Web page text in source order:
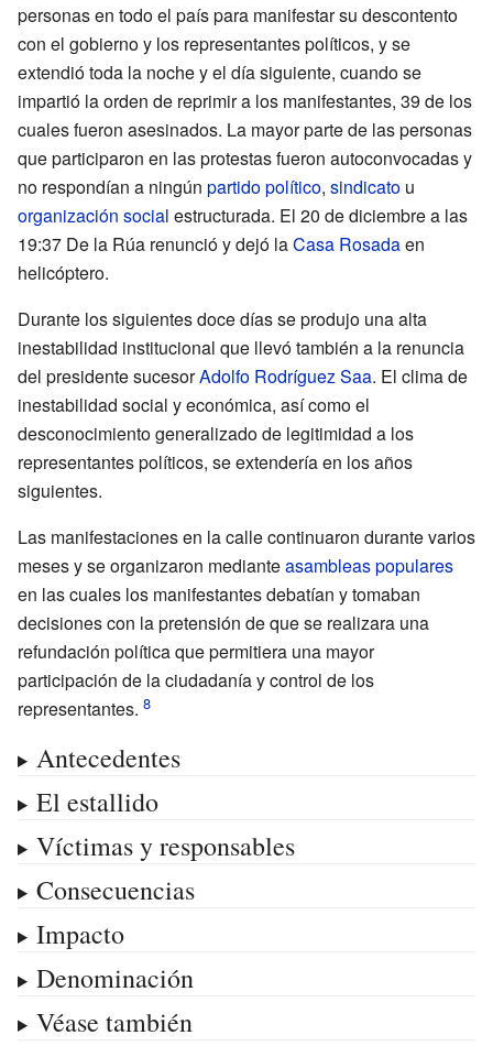
personas en todo el país para manifestar su descontento
con el gobierno y los representantes políticos, y se
extendió toda la noche y el día siguiente, cuando se
impartió la orden de reprimir a los manifestantes, 39 de los
cuales fueron asesinados. La mayor parte de las personas
que participaron en las protestas fueron autoconvocadas y
no respondían a ningún partido político, sindicato u
organización social estructurada. El 20 de diciembre a las
19:37 De la Rúa renunció y dejó laCasa Rosadaen
helicóptero.
Durante los siguientes doce días se produjo una alta
inestabilidad institucional que llevó también a la renuncia
del presidente sucesorAdolfo Rodríguez Saa. El clima de
inestabilidad social y económica, así como el
desconocimiento generalizado de legitimidad a los
representantes políticos, se extendería en los años
siguientes.
Las manifestaciones en la calle continuaron durante varios
meses y se organizaron medianteasambleas populares
en las cuales los manifestantes debatían y tomaban
decisiones con la pretensión de que se realizara una
refundación política que permitiera una mayor
participación de la ciudadanía y control de los
representantes.
Antecedentes
El estallido
Víctimas y responsables
Consecuencias
Impacto
Denominación
Véase también